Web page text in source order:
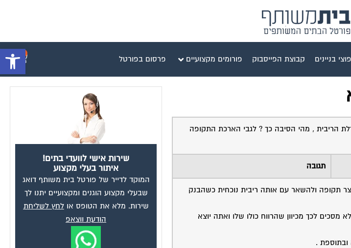
פתח בניינים קבוצת הפייסבוק פורומים מקצועיים פרסום בפורטל
הריבית , מהי הסיבה כך ? לגבי הארכת התקופה
תגובה
תקופה ולהשאר עם אותה ריבית נוכחית כשהבנק
לכך מכיוון שהרווח כולו שלו ואתה יוצא
.
שירות אישי לוועדי בתים!
איתור בעלי מקצוע
המוקד לדייר של פורטל בית משותף דואג
שבעלי מקצוע הוגנים ומקצועיים יתנו לך
שירות. מלא את הטופס אולחץ לשליחת
הודעת ווצאפ